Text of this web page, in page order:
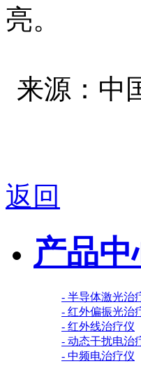
亮。
来源：
返回
产品中
- 半导体激光治
- 红外偏振光治
- 红外线治疗仪
- 动态干扰电治
- 中频电治疗仪